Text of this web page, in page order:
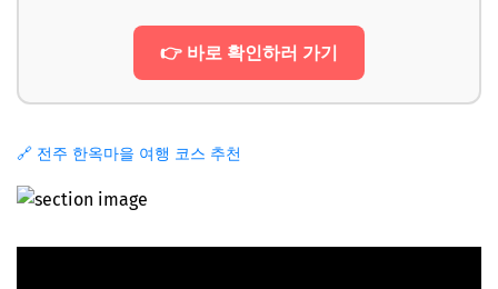
👉 바로 확인하러 가기
🔗 전주 한옥마을 여행 코스 추천